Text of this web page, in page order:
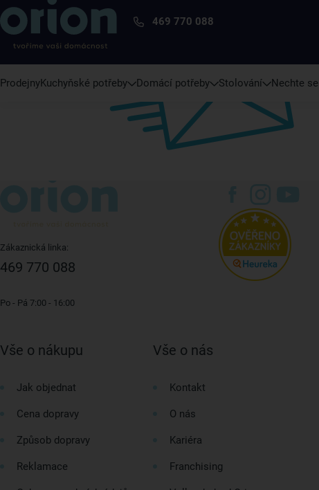
469 770 088
ProdejnyKuchyňské potřeby Domácí potřeby Stolování Nechte
Zákaznická linka:
469 770 088
Po - Pá 7:00 - 16:00
Vše o nákupu
Jak objednat
Cena dopravy
Způsob dopravy
Reklamace
Vše o nás
Kontakt
O nás
Kariéra
Franchising